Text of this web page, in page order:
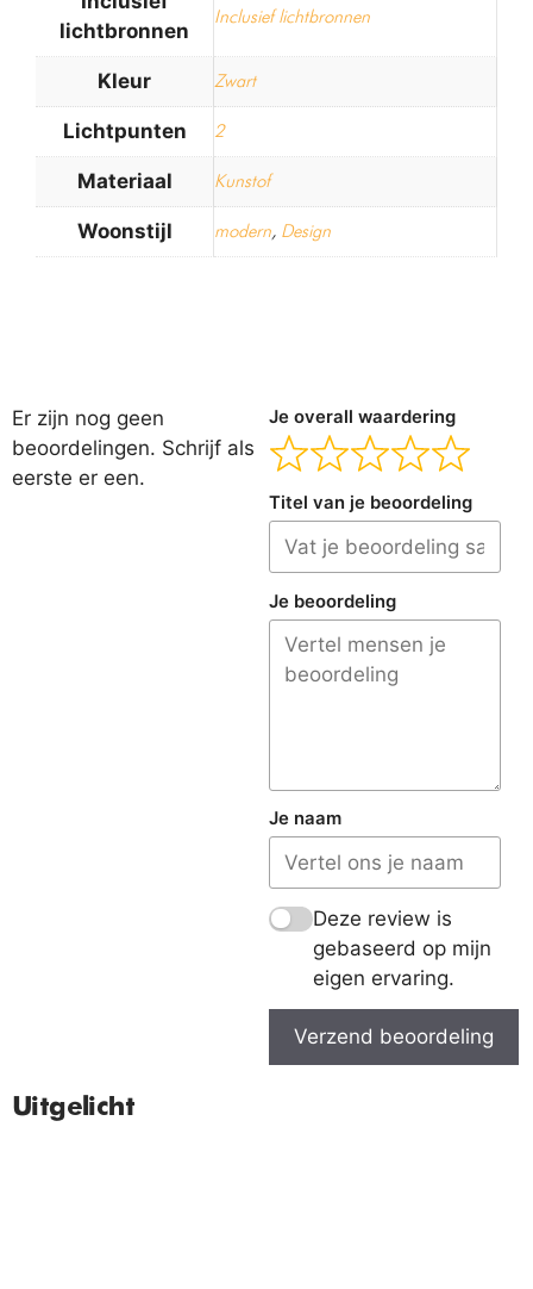
lichtbronnen
Inclusief lichtbronnen
Kleur Zwart
Lichtpunten 2
Materiaal Kunstof
Woonstijl modern, Design
Er zijn nog geen
beoordelingen. Schrijf als
eerste er een.
Je overall waardering
Titel van je beoordeling
Je beoordeling
Je naam
Deze review is
gebaseerd op mijn
eigen ervaring.
Verzend beoordeling
Uitgelicht